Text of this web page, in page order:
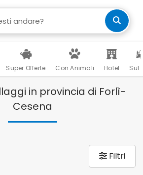
Super Offerte Con Animali Hotel Sul
in provincia di Forlì-
Cesena
Filtri